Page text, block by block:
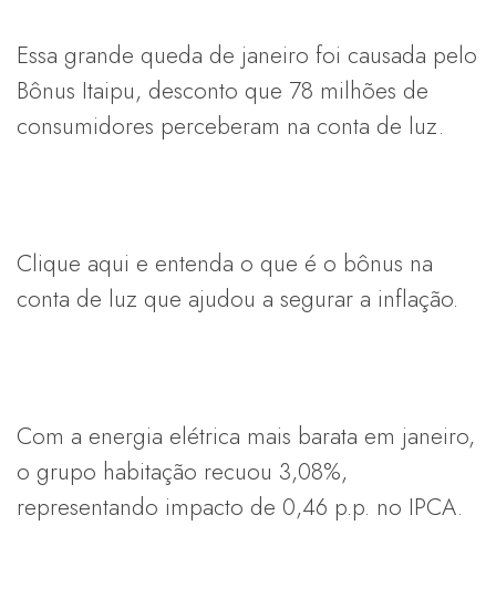
Essa grande queda de janeiro foi causada pelo
Bônus Itaipu, desconto que 78 milhões de
consumidores perceberam na conta de luz.
Clique aqui e entenda o que é o bônus na
conta de luz que ajudou a segurar a inflação.
Com a energia elétrica mais barata em janeiro,
o grupo habitação recuou 3,08%,
representando impacto de 0,46 p.p. no IPCA.